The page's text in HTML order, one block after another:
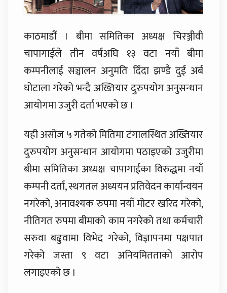
काठमाडौं । बीमा समितिका अध्यक्ष चिरञ्जीवी
चापागाईले तीन वर्षअघि १३ वटा नयाँ बीमा
कम्पनीलाई सञ्चालन अनुमति दिँदा झण्डै दुई अर्ब
घोटाला गरेको भन्दै अख्तियार दुरुपयोग अनुसन्धान
आयोगमा उजुरी दर्ता भएको छ ।
यही असोज ५ गतेको मितिमा टंगालस्थित अख्तियार
दुरुपयोग अनुसन्धान आयोगमा पठाइएको उजुरीमा
बीमा समितिका अध्यक्ष चापागाईका विरुद्धमा नयाँ
कम्पनी दर्ता, स्थगतल अध्ययन प्रतिवेदन कार्यान्वयन
नगरेको, अनावश्यक रुपमा नयाँ मोटर खरिद गरेको,
नीतिगत रुपमा बीमाको काम नगरेको तथा कर्मचारी
सरुवा बढुवामा विभेद गरेको, विज्ञापनमा पक्षपात
गरेको जस्ता ९ वटा अनियमितताको आरोप
लगाइएको छ ।